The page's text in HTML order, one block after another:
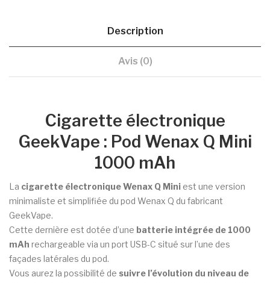
Description
Avis (0)
Cigarette électronique
GeekVape : Pod Wenax Q Mini
1000 mAh
La cigarette électronique Wenax Q Mini est une version
minimaliste et simplifiée du pod Wenax Q du fabricant
GeekVape.
Cette dernière est dotée d’une batterie intégrée de 1000
mAh rechargeable via un port USB-C situé sur l’une des
façades latérales du pod.
Vous aurez la possibilité de suivre l’évolution du niveau de